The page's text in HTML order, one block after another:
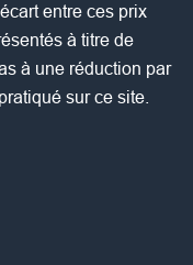
entre ces prix
à titre de
à une réduction par
sur ce site.